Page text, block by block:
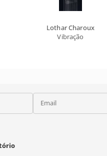
Lothar Charoux
Vibração
Email